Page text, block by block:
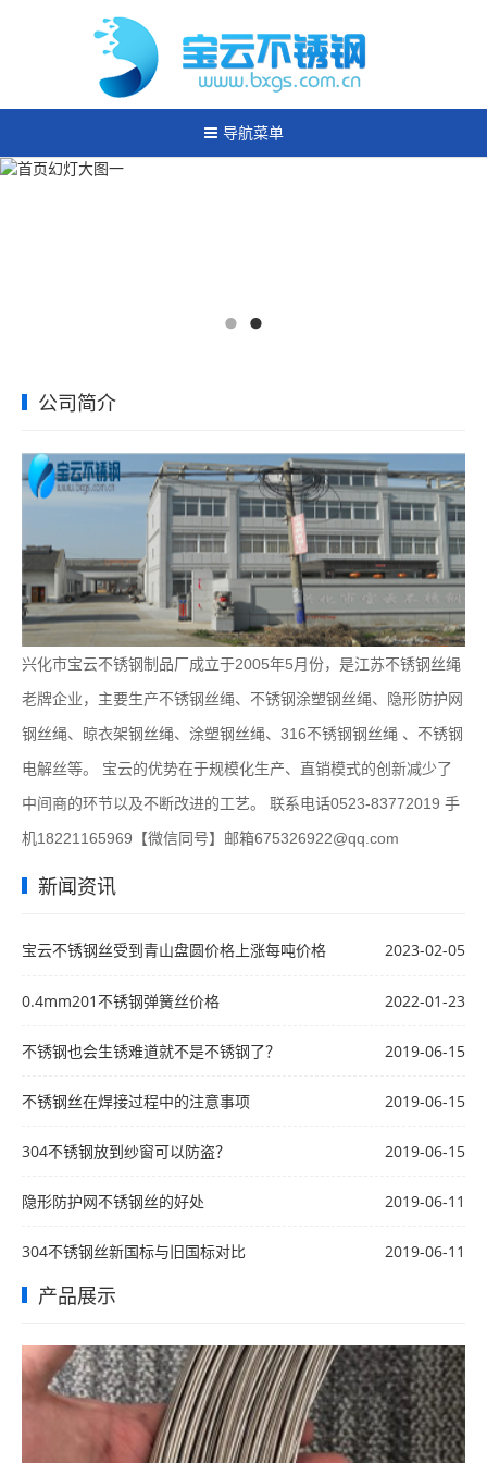
导航菜单
公司简介
兴化市宝云不锈钢制品厂成立于2005年5月份，是江苏不锈钢丝绳
老牌企业，主要生产不锈钢丝绳、不锈钢涂塑钢丝绳、隐形防护网
钢丝绳、晾衣架钢丝绳、涂塑钢丝绳、316不锈钢钢丝绳 、不锈钢
电解丝等。 宝云的优势在于规模化生产、直销模式的创新减少了
中间商的环节以及不断改进的工艺。 联系电话0523-83772019 手
机18221165969【微信同号】邮箱675326922@qq.com
新闻资讯
宝云不锈钢丝受到青山盘圆价格上涨每吨价格
上调500
2023-02-05
0.4mm201不锈钢弹簧丝价格 2022-01-23
不锈钢也会生锈难道就不是不锈钢了？ 2019-06-15
不锈钢丝在焊接过程中的注意事项 2019-06-15
304不锈钢放到纱窗可以防盗？ 2019-06-15
隐形防护网不锈钢丝的好处 2019-06-11
304不锈钢丝新国标与旧国标对比 2019-06-11
产品展示